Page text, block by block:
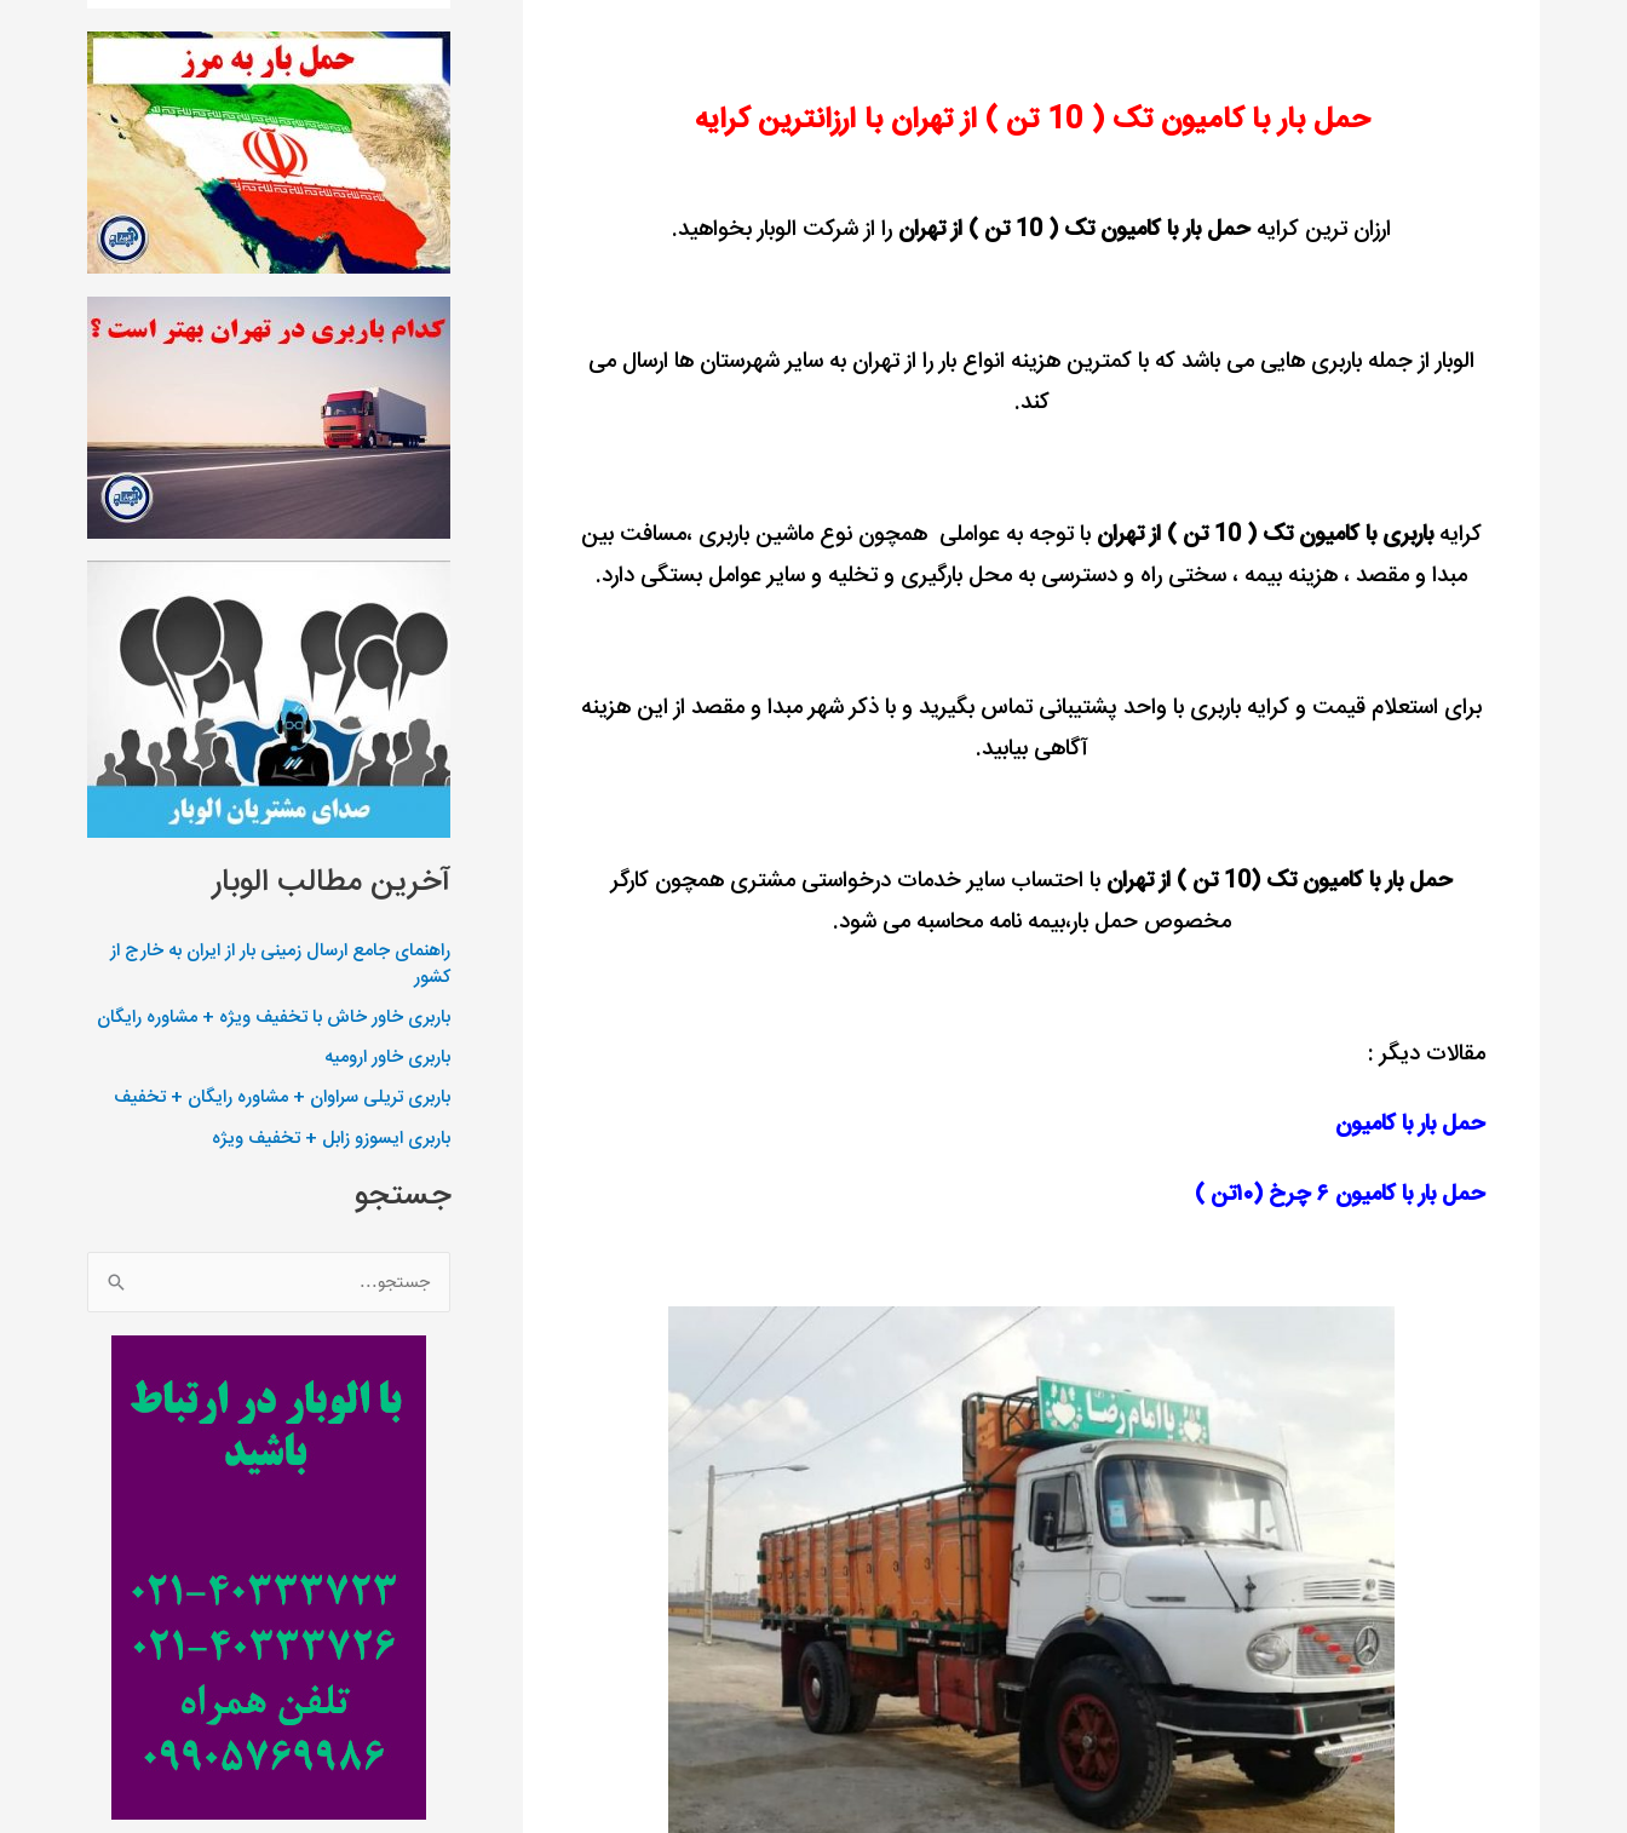
حمل بار با کامیون تک ( 10 تن ) از تهران با ارزانترین کرایه
ارزان ترین کرایهحمل بار با کامیون تک ( 10 تن ) از تهران را از شرکت الوبار بخواهید.
الوبار از جمله باربری هایی می باشد که با کمترین هزینه انواع بار را از تهران به سایر شهرستان ها ارسال می
کند.
کرایهباربری با کامیون تک ( 10 تن ) از تهران
با توجه به عواملی همچون نوع ماشین باربری ،مسافت بین
مبدا و مقصد ، هزینه بیمه ، سختی راه و دسترسی به محل بارگیری و تخلیه و سایر عوامل بستگی دارد.
برای استعلام قیمت و کرایه باربری با واحد پشتیبانی تماس بگیرید و با ذکر شهر مبدا و مقصد از این هزینه
آگاهی بیابید.
حمل بار با کامیون تک (10 تن ) از تهران
با احتساب سایر خدمات درخواستی مشتری همچون کارگر
مخصوص حمل بار،بیمه نامه محاسبه می شود.
مقالات دیگر :
حمل بار با کامیون
حمل بار با کامیون ۶ چرخ (۱۰تن )
آخرین مطالب الوبار
راهنمای جامع ارسال زمینی بار از ایران به خارج از
کشور
باربری خاور خاش با تخفیف ویژه + مشاوره رایگان
باربری خاور ارومیه
باربری تریلی سراوان + مشاوره رایگان + تخفیف
باربری ایسوزو زابل + تخفیف ویژه
جستجو